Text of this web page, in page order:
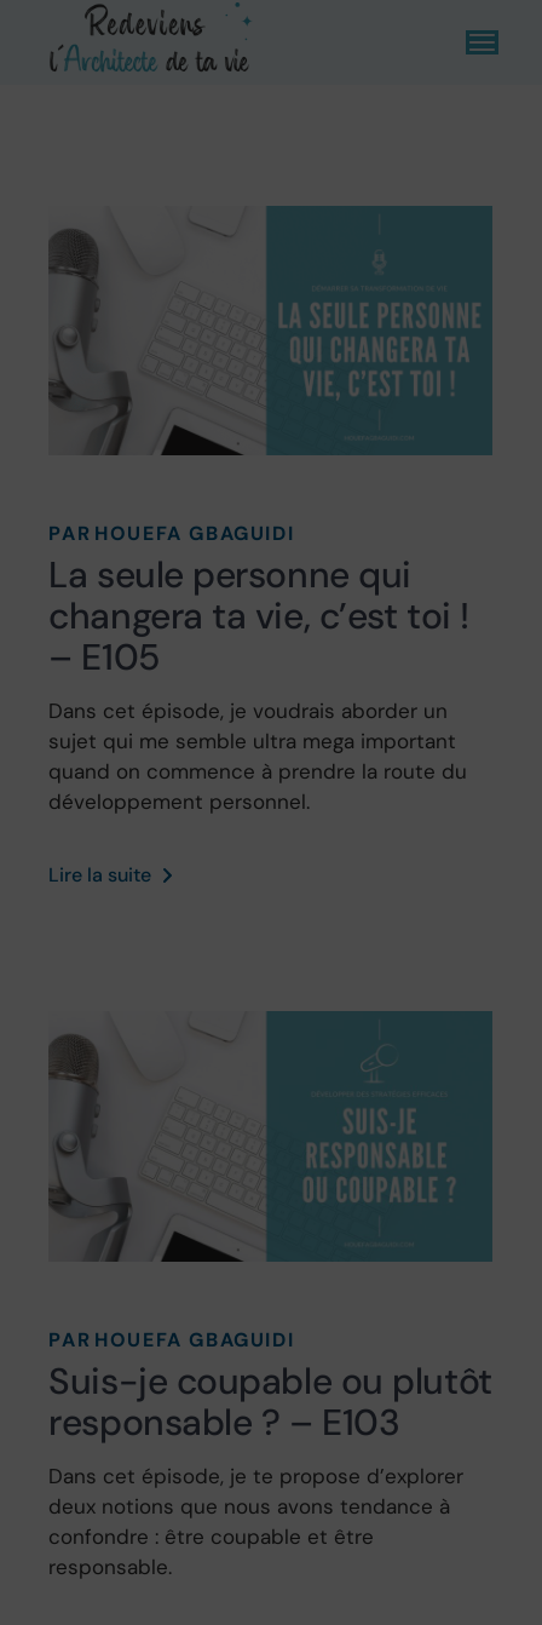
PAR HOUEFA GBAGUIDI
La seule personne qui
changera ta vie, c’est toi !
– E105
Dans cet épisode, je voudrais aborder un
sujet qui me semble ultra mega important
quand on commence à prendre la route du
développement personnel.
Lire la suite
PAR HOUEFA GBAGUIDI
Suis-je coupable ou plutôt
responsable ? – E103
Dans cet épisode, je te propose d’explorer
deux notions que nous avons tendance à
confondre : être coupable et être
responsable.